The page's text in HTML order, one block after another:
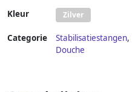
Kleur Zilver
Categorie Stabilisatiestangen,
Douche